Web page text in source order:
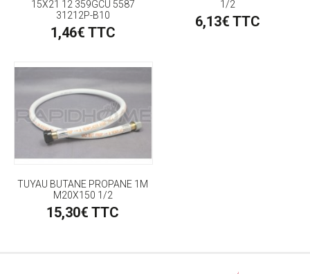
15X21 12 359GCU 5587
31212P-B10
1,46€ TTC
1/2
6,13€ TTC
TUYAU BUTANE PROPANE 1M
M20X150 1/2
15,30€ TTC